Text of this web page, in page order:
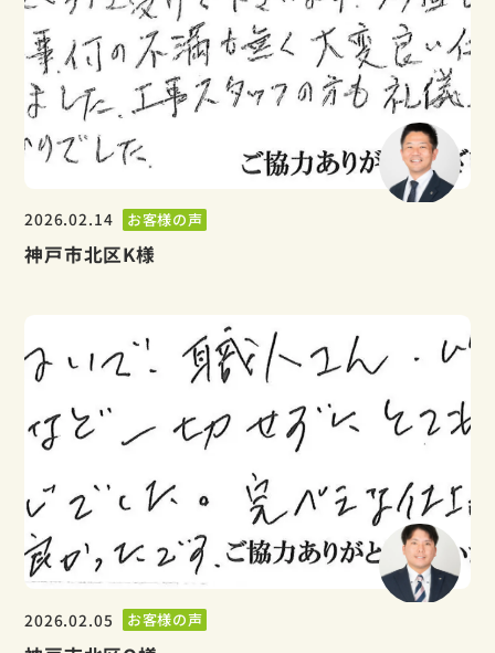
2026.02.14 お客様の声
神戸市北区K様
2026.02.05 お客様の声